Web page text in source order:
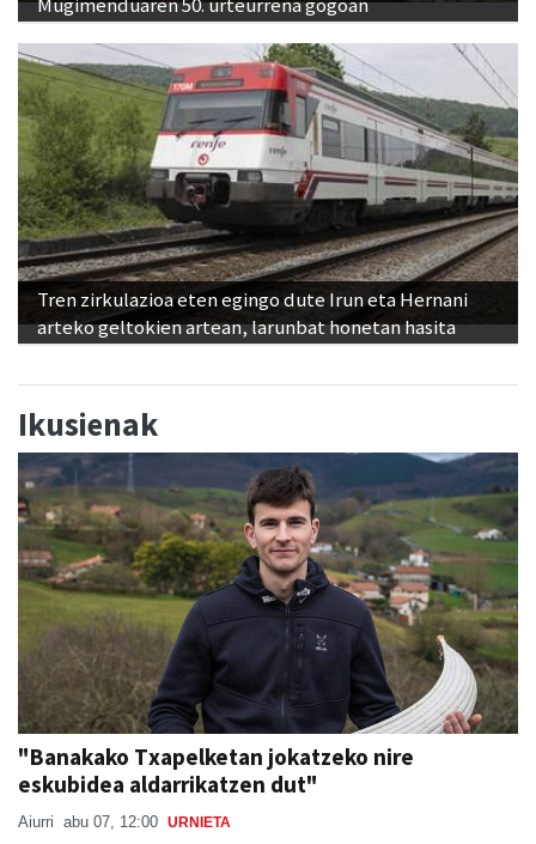
Tren zirkulazioa eten egingo dute Irun eta Hernani
arteko geltokien artean, larunbat honetan hasita
"Banakako Txapelketan jokatzeko nire
eskubidea aldarrikatzen dut"
Aiurri abu 07, 12:00 URNIETA